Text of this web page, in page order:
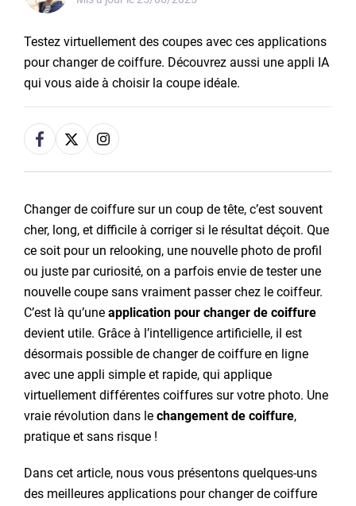
Testez virtuellement des coupes avec ces applications
pour changer de coiffure. Découvrez aussi une appli IA
qui vous aide à choisir la coupe idéale.
Changer de coiffure sur un coup de tête, c’est souvent
cher, long, et difficile à corriger si le résultat déçoit. Que
ce soit pour un relooking, une nouvelle photo de profil
ou juste par curiosité, on a parfois envie de tester une
nouvelle coupe sans vraiment passer chez le coiffeur.
C’est là qu’une application pour changer de coiffure
devient utile. Grâce à l’intelligence artificielle, il est
désormais possible de changer de coiffure en ligne
avec une appli simple et rapide, qui applique
virtuellement différentes coiffures sur votre photo. Une
vraie révolution dans le changement de coiffure,
pratique et sans risque !
Dans cet article, nous vous présentons quelques-uns
des meilleures applications pour changer de coiffure